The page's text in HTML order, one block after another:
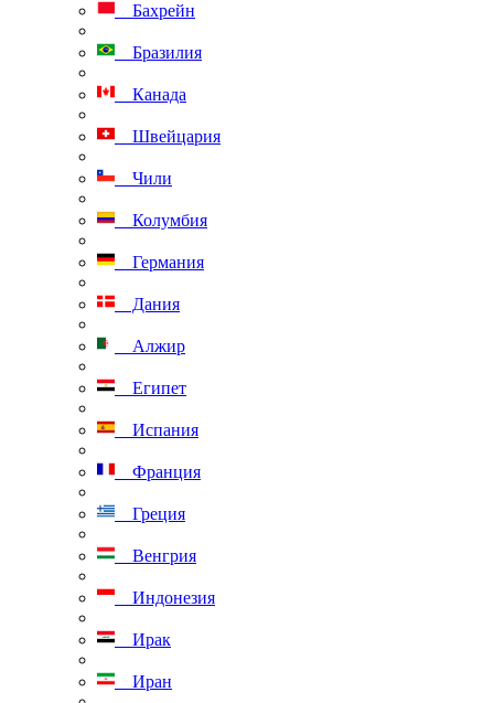
Бахрейн
Бразилия
Канада
Швейцария
Чили
Колумбия
Германия
Дания
Алжир
Египет
Испания
Франция
Греция
Венгрия
Индонезия
Ирак
Иран